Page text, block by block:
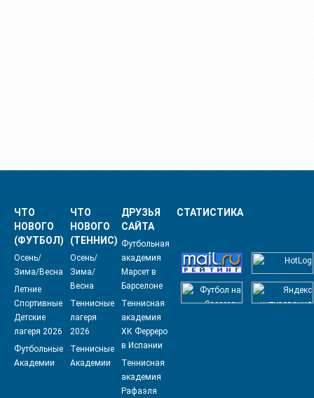
ЧТО
НОВОГО
(ФУТБОЛ)
Осень/
Зима/Весна
Летние
Спортивные
Детские
лагеря 2026
Футбольные
Академии
ЧТО
НОВОГО
(ТЕННИС)
Осень/
Зима/
Весна
Теннисные
лагеря
2026
Теннисные
Академии
ДРУЗЬЯ
САЙТА
Футбольная
академия
Марсет в
Барселоне
Теннисная
академия
ХК Ферреро
в Испании
Теннисная
академия
Рафаэля
СТАТИСТИКА